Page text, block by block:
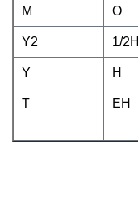
M O
Y2 1/2H
Y H
T EH